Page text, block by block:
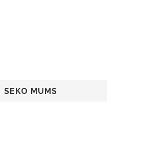
SEKO MUMS